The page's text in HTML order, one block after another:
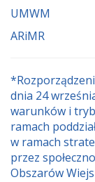
UMWM
ARiMR
dnia 24
warunków i
ramach
w ramach
przez
Obszarów